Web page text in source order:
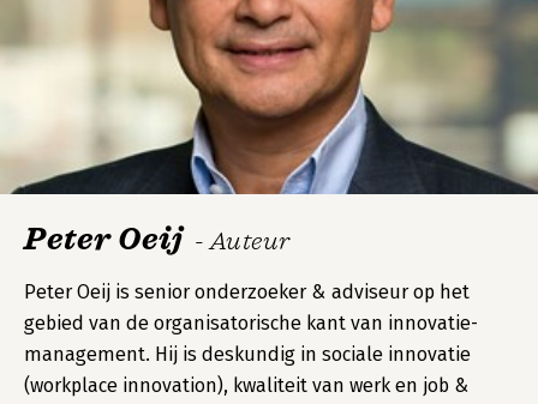
Peter Oeij - Auteur
Peter Oeij is senior onderzoeker & adviseur op het
gebied van de organisatorische kant van innovatie-
management. Hij is deskundig in sociale innovatie
(workplace innovation), kwaliteit van werk en job &